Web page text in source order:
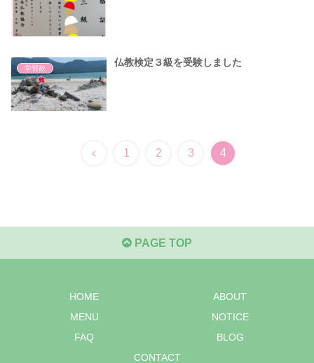
学習欲
仏教検定３級を受験しました
1 2 3 4
PAGE TOP
HOME
ABOUT
MENU
NOTICE
FAQ
BLOG
CONTACT